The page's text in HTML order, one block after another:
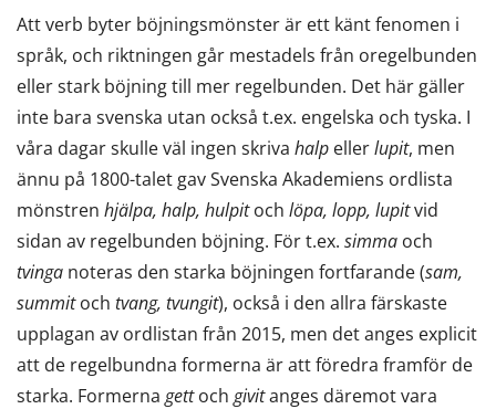
Att verb byter böjningsmönster är ett känt fenomen i
språk, och riktningen går mestadels från oregelbunden
eller stark böjning till mer regelbunden. Det här gäller
inte bara svenska utan också t.ex. engelska och tyska. I
våra dagar skulle väl ingen skriva halp ellerlupit, men
ännu på 1800-talet gav Svenska Akademiens ordlista
mönstren hjälpa, halp, hulpitoch löpa, lopp, lupitvid
sidan av regelbunden böjning. För t.ex. simma och
tvinga noteras den starka böjningen fortfarande (sam,
summitoch tvang, tvungit), också i den allra färskaste
upplagan av ordlistan från 2015, men det anges explicit
att de regelbundna formerna är att föredra framför de
starka. Formerna gettoch givitanges däremot vara